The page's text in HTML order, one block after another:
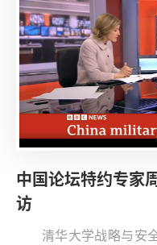
中国论坛特约专家
访
清华大学战略与安